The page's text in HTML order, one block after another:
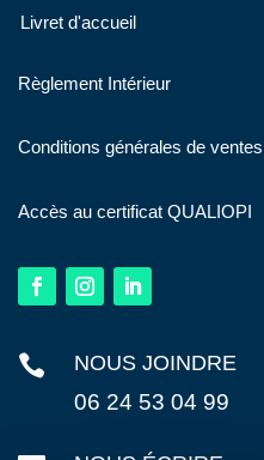
Livret d'accueil
Règlement Intérieur
Conditions générales de ventes
Accès au certificat QUALIOPI
 NOUS JOINDRE
06 24 53 04 99